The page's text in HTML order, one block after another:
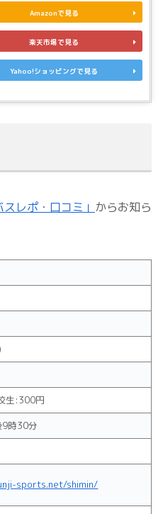
Amazonで見る
楽天市場で見る
Yahoo!ショッピングで見る
スレポ・口コミ」 からお知ら
生:300円
時30分
sports.net/shimin/